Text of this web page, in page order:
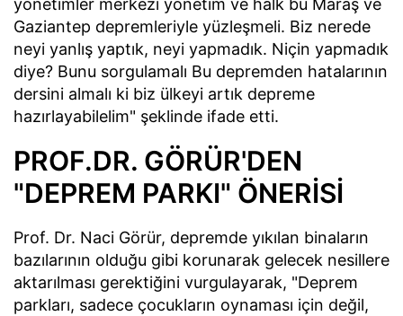
yönetimler merkezi yönetim ve halk bu Maraş ve
Gaziantep depremleriyle yüzleşmeli. Biz nerede
neyi yanlış yaptık, neyi yapmadık. Niçin yapmadık
diye? Bunu sorgulamalı Bu depremden hatalarının
dersini almalı ki biz ülkeyi artık depreme
hazırlayabilelim" şeklinde ifade etti.
PROF.DR. GÖRÜR'DEN
"DEPREM PARKI" ÖNERİSİ
Prof. Dr. Naci Görür, depremde yıkılan binaların
bazılarının olduğu gibi korunarak gelecek nesillere
aktarılması gerektiğini vurgulayarak, "Deprem
parkları, sadece çocukların oynaması için değil,